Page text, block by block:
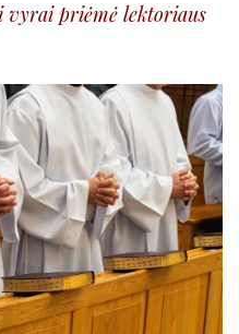
vyrai priėmė lektoriaus